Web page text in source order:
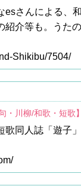
esさんによる、
紹介等も。うた
Shikibu/7504/
・川柳/和歌・短歌
歌同人誌「遊子